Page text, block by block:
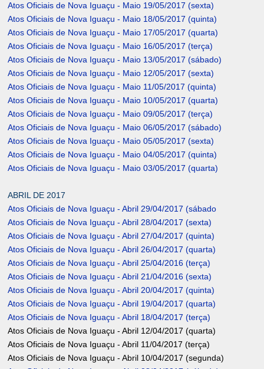
Atos Oficiais de Nova Iguaçu - Maio 19/05/2017 (sexta)
Atos Oficiais de Nova Iguaçu - Maio 18/05/2017 (quinta)
Atos Oficiais de Nova Iguaçu - Maio 17/05/2017 (quarta)
Atos Oficiais de Nova Iguaçu - Maio 16/05/2017 (terça)
Atos Oficiais de Nova Iguaçu - Maio 13/05/2017 (sábado)
Atos Oficiais de Nova Iguaçu - Maio 12/05/2017 (sexta)
Atos Oficiais de Nova Iguaçu - Maio 11/05/2017 (quinta)
Atos Oficiais de Nova Iguaçu - Maio 10/05/2017 (quarta)
Atos Oficiais de Nova Iguaçu - Maio 09/05/2017 (terça)
Atos Oficiais de Nova Iguaçu - Maio 06/05/2017 (sábado)
Atos Oficiais de Nova Iguaçu - Maio 05/05/2017 (sexta)
Atos Oficiais de Nova Iguaçu - Maio 04/05/2017 (quinta)
Atos Oficiais de Nova Iguaçu - Maio 03/05/2017 (quarta)
ABRIL DE 2017
Atos Oficiais de Nova Iguaçu - Abril 29/04/2017 (sábado
Atos Oficiais de Nova Iguaçu - Abril 28/04/2017 (sexta)
Atos Oficiais de Nova Iguaçu - Abril 27/04/2017 (quinta)
Atos Oficiais de Nova Iguaçu - Abril 26/04/2017 (quarta)
Atos Oficiais de Nova Iguaçu - Abril 25/04/2016 (terça)
Atos Oficiais de Nova Iguaçu - Abril 21/04/2016 (sexta)
Atos Oficiais de Nova Iguaçu - Abril 20/04/2017 (quinta)
Atos Oficiais de Nova Iguaçu - Abril 19/04/2017 (quarta)
Atos Oficiais de Nova Iguaçu - Abril 18/04/2017 (terça)
Atos Oficiais de Nova Iguaçu - Abril 12/04/2017 (quarta)
Atos Oficiais de Nova Iguaçu - Abril 11/04/2017 (terça)
Atos Oficiais de Nova Iguaçu - Abril 10/04/2017 (segunda)